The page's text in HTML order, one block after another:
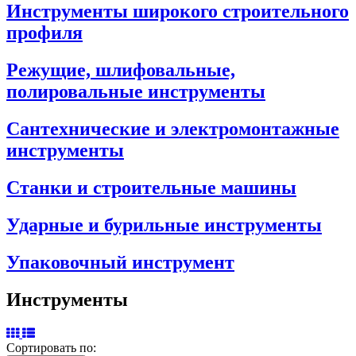
Инструменты широкого строительного
профиля
Режущие, шлифовальные,
полировальные инструменты
Сантехнические и электромонтажные
инструменты
Станки и строительные машины
Ударные и бурильные инструменты
Упаковочный инструмент
Инструменты
Сортировать по: